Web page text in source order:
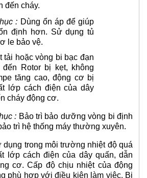
đến cháy.
: Dùng ổn áp để giúp
định hơn. Sử dụng tủ
le bảo vệ.
tải hoặc vòng bi bạc đạn
đến Rotor bị kẹt, không
tăng cao, động cơ bị
lớp cách điện của dây
cháy động cơ.
: Bảo trì bảo dưỡng vòng bi định
trì hệ thống máy thường xuyên.
trong môi trường nhiệt độ quá
lớp cách điện của dây quấn, dẫn
cơ. Cấp độ chịu nhiệt của động
phù hợp với điều kiện làm việc. Bị